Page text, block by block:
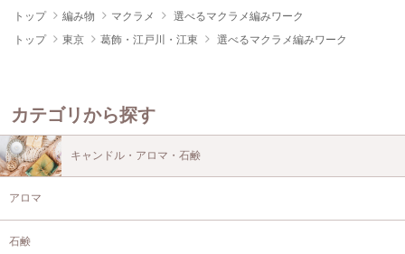
トップ
編み物 マクラメ
選べるマクラメ編みワーク
トップ
東京 葛飾・江戸川・江東 選べるマクラメ編みワーク
カテゴリから探す
キャンドル・アロマ・石鹸
アロマ
石鹸